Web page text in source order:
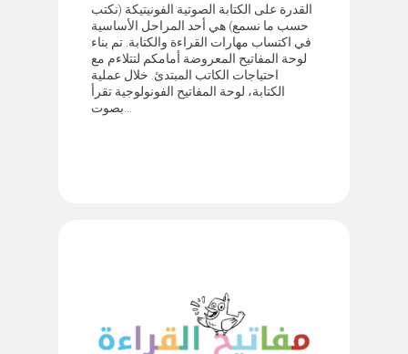
القدرة على الكتابة الصوتية الفونيتيكة (نكتب
حسب ما نسمع) هي أحد المراحل الأساسية
في اكتساب مهارات القراءة والكتابة. تم بناء
لوحة المفاتيح المعروضة أمامكم لتتلاءم مع
احتياجات الكاتب المبتدئ. خلال عملية
الكتابة، لوحة المفاتيح الفونولوجية تقرأ